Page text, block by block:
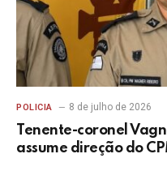
POLICIA 8 de julho de 2026
Tenente-coronel
assume direção do